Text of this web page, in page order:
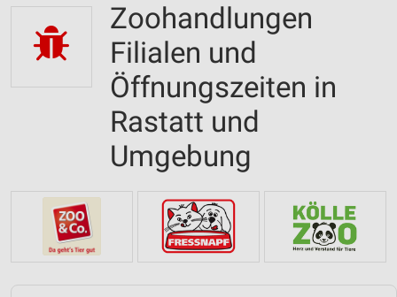
Zoohandlungen
Filialen und
Öffnungszeiten in
Rastatt und
Umgebung